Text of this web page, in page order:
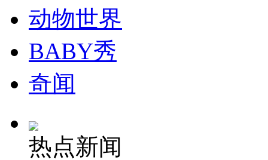
司机酒驾遇交警 急速倒车逃窜
动物世界
BABY秀
奇闻
热点新闻